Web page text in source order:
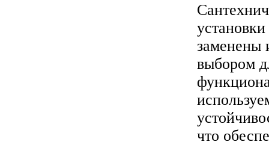
заменены
выбором
что